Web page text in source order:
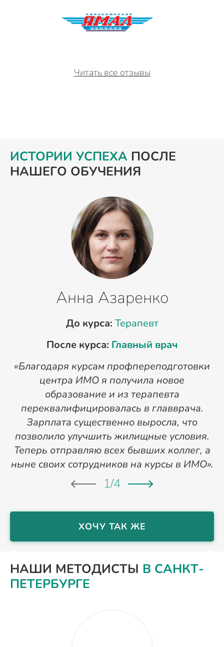
Читать все отзывы
ИСТОРИИ УСПЕХА ПОСЛЕ
НАШЕГО ОБУЧЕНИЯ
Анна Азаренко
До курса: Терапевт
После курса: Главный врач
«Благодаря курсам профпереподготовки
центра ИМО я получила новое
образование и из терапевта
переквалифицировалась в главврача.
Зарплата существенно выросла, что
позволило улучшить жилищные условия.
Теперь отправляю всех бывших коллег, а
ныне своих сотрудников на курсы в ИМО».
1/4
ХОЧУ ТАК ЖЕ
НАШИ МЕТОДИСТЫ В САНКТ-
ПЕТЕРБУРГЕ